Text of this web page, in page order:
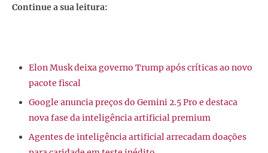
Continue a sua leitura:
Elon Musk deixa governo Trump após críticas ao novo
pacote fiscal
Google anuncia preços do Gemini 2.5 Pro e destaca
nova fase da inteligência artificial premium
Agentes de inteligência artificial arrecadam doações